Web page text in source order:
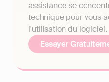
assistance se
technique pour vous
l'utilisation du logiciel.
Essayer